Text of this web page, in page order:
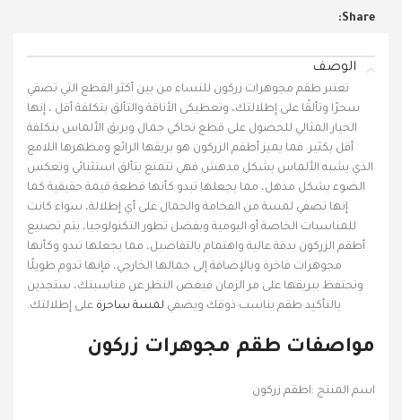
Share:
الوصف
تعتبر طقم مجوهرات زركون للنساء من بين أكثر القطع التي تضفي
سحرًا وتألقًا على إطلالتك، وتعطيكى الأناقة والتألق بتكلفة أقل ، إنها
الخيار المثالي للحصول على قطع تحاكي جمال وبريق الألماس بتكلفة
أقل بكثير. فما يميز أطقم الزركون هو بريقها الرائع ومظهرها اللامع
الذي يشبه الألماس بشكل مدهش فهي تتمتع بتألق استثنائي وتعكس
الضوء بشكل مذهل، مما يجعلها تبدو كأنها قطعة قيمة حقيقية كما
إنها تضفي لمسة من الفخامة والجمال على أي إطلالة، سواء كانت
للمناسبات الخاصة أو اليومية وبفضل تطور التكنولوجيا، يتم تصنيع
أطقم الزركون بدقة عالية واهتمام بالتفاصيل، مما يجعلها تبدو وكأنها
مجوهرات فاخرة وبالإضافة إلى جمالها الخارجي، فإنها تدوم طويلًا
وتحتفظ ببريقها على مر الزمان فبغض النظر عن مناسبتك، ستجدين
بالتأكيد طقم يناسب ذوقك ويضفي لمسة ساحرة على إطلالتك.
مواصفات طقم مجوهرات زركون
اسم المنتج :اطقم زركون